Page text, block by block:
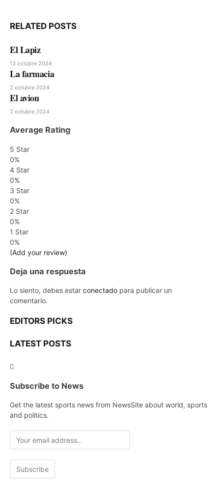
RELATED POSTS
El Lapiz
13 octubre 2024
La farmacia
2 octubre 2024
El avion
2 octubre 2024
Average Rating
5 Star
0%
4 Star
0%
3 Star
0%
2 Star
0%
1 Star
0%
(Add your review)
Deja una respuesta
Lo siento, debes estar conectado para publicar un
comentario.
EDITORS PICKS
LATEST POSTS
Subscribe to News
Get the latest sports news from NewsSite about world, sports
and politics.